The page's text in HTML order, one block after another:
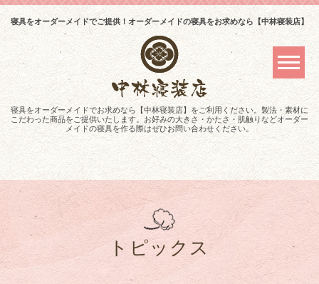
寝具をオーダーメイドでご提供！オーダーメイドの寝具をお求めなら【中林寝装店】
寝具をオーダーメイドでお求めなら【中林寝装店】をご利用ください。製法・素材に
こだわった商品をご提供いたします。お好みの大きさ・かたさ・肌触りなどオーダー
メイドの寝具を作る際はぜひお問い合わせください。
トピックス